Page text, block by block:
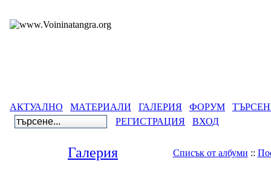
АКТУАЛНО МАТЕРИАЛИ ГАЛЕРИЯ ФОРУМ
РЕГИСТРАЦИЯ
ВХОД
Галерия Списък от албуми ::